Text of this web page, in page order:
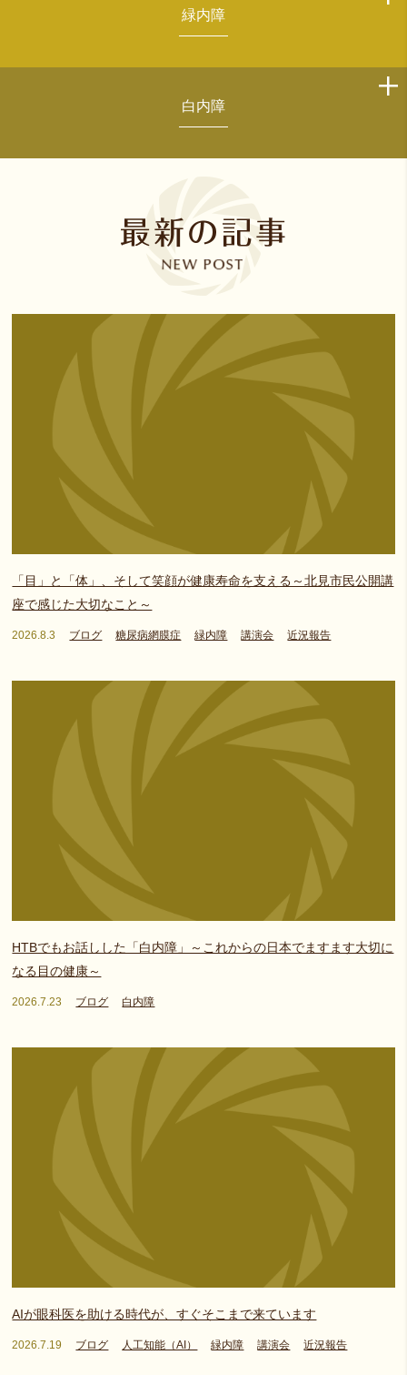
緑内障
白内障
「目」と「体」、そして笑顔が健康寿命を支える～北見市民公開講
座で感じた大切なこと～
2026.8.3 ブログ 糖尿病網膜症 緑内障 講演会 近況報告
HTBでもお話しした「白内障」～これからの日本でますます大切に
なる目の健康～
2026.7.23 ブログ 白内障
AIが眼科医を助ける時代が、すぐそこまで来ています
2026.7.19 ブログ 人工知能（AI） 緑内障 講演会 近況報告